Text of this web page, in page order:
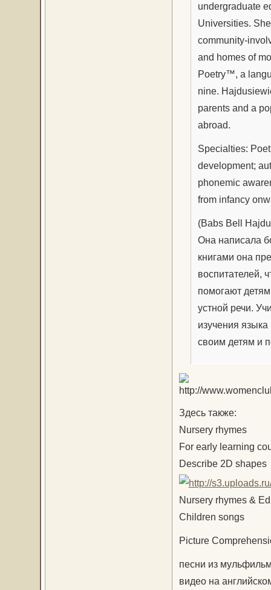
undergraduate
Universities.
community-
and homes of
Poetry™, a
nine.
parents and a
abroad.
Specialties:
development;
phonemic
from infancy
(Babs Bell
Она написала
книгами она
воспитателей,
помогают
устной речи.
изучения
своим детям и
Здесь также:
Nursery rhymes
For early learning
Describe 2D shapes
Nursery rhymes &
Children songs
Picture
песни из
видео на